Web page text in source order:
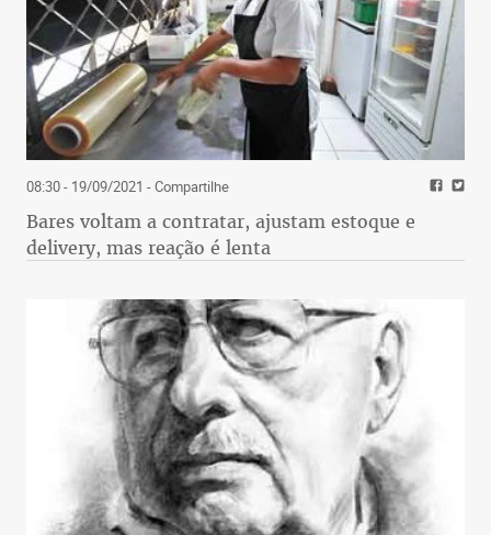
08:30 - 19/09/2021 - Compartilhe
Bares voltam a contratar, ajustam estoque e
delivery, mas reação é lenta